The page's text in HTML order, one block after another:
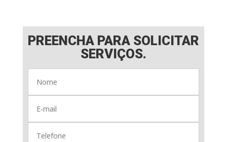
PREENCHA PARA SOLICITAR
SERVIÇOS.